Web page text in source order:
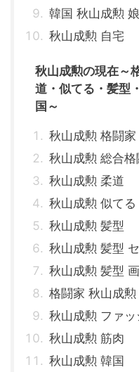
韓国 秋山成勲 娘
秋山成勲 自宅
秋山成勲の現在～
道・似てる・髪型
国～
秋山成勲 格闘家
秋山成勲 総合格
秋山成勲 柔道
秋山成勲 似てる
秋山成勲 髪型
秋山成勲 髪型
秋山成勲 髪型
格闘家 秋山成勲
秋山成勲 ファッ
秋山成勲 筋肉
秋山成勲 韓国